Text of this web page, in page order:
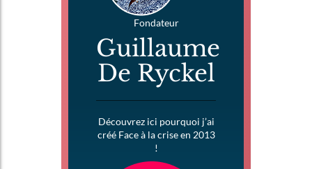
Fondateur
Guillaume
De Ryckel
Découvrez ici pourquoi j’ai
créé Face à la crise en 2013
!